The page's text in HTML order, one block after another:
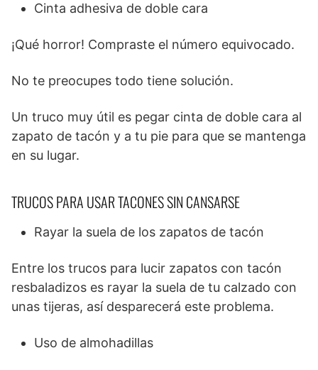
Cinta adhesiva de doble cara
¡Qué horror! Compraste el número equivocado.
No te preocupes todo tiene solución.
Un truco muy útil es pegar cinta de doble cara al
zapato de tacón y a tu pie para que se mantenga
en su lugar.
TRUCOS PARA USAR TACONES SIN CANSARSE
Rayar la suela de los zapatos de tacón
Entre los trucos para lucir zapatos con tacón
resbaladizos es rayar la suela de tu calzado con
unas tijeras, así desparecerá este problema.
Uso de almohadillas